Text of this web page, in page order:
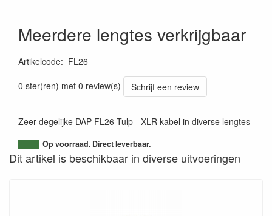
Meerdere lengtes verkrijgbaar
Artikelcode: FL26
0 ster(ren) met 0 review(s)
Schrijf een review
Zeer degelijke DAP FL26 Tulp - XLR kabel in diverse lengtes
Op voorraad. Direct leverbaar.
Dit artikel is beschikbaar in diverse uitvoeringen